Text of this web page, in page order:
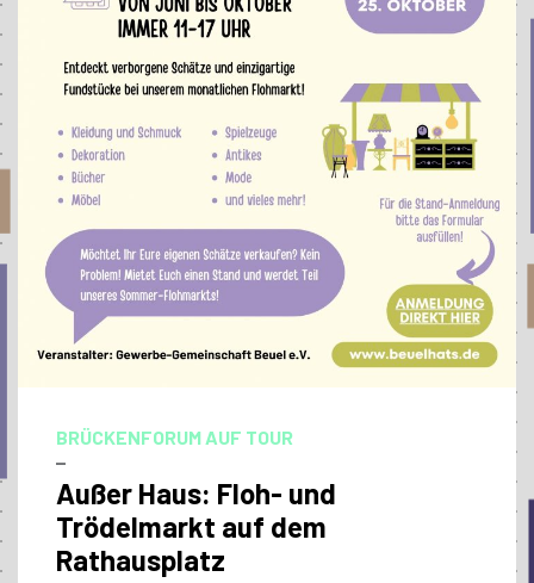
BRÜCKENFORUM AUF TOUR
–
Außer Haus: Floh- und
Trödelmarkt auf dem
Rathausplatz